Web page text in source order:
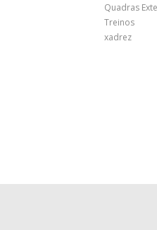
Quadras
Treinos
xadrez